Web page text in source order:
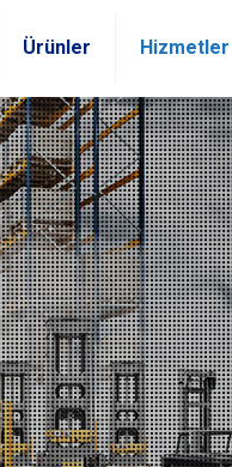
Ürünler Hizmetler